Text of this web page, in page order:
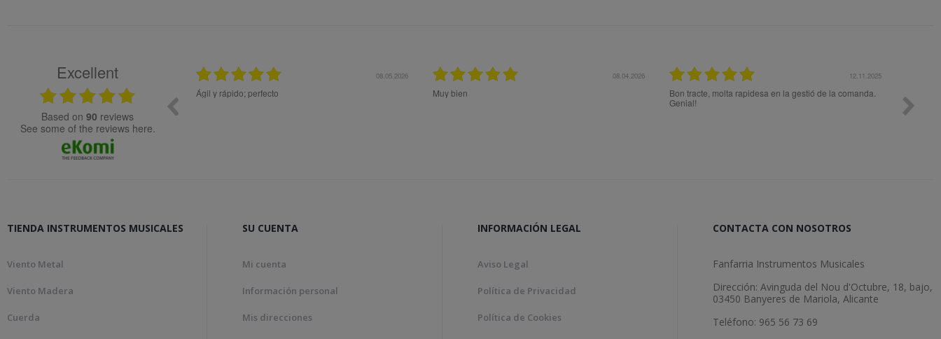
Excellent
based on 90 reviews
see some of the reviews here.
25.02.2024
de muy buena calidad. Ágil y rápido; perfecto
Bon tracte, molta rapidesa en la gestió de la comanda.
Todo ok
TIENDA INSTRUMENTOS MUSICALES
Viento Metal
Viento Madera
Cuerda
SU CUENTA
Mi cuenta
Información personal
Mis direcciones
INFORMACIÓN LEGAL
Aviso Legal
Política de Privacidad
Política de Cookies
CONTACTA CON NOSOTROS
Fanfarria Instrumentos Musicales
Dirección: Avinguda del Nou d'Octubre, 18, bajo,
03450 Banyeres de Mariola, Alicante
Teléfono: 965 56 73 69